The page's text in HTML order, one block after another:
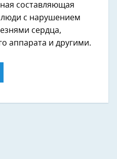
составляющая
люди с нарушением
сердца,
аппарата и другими.